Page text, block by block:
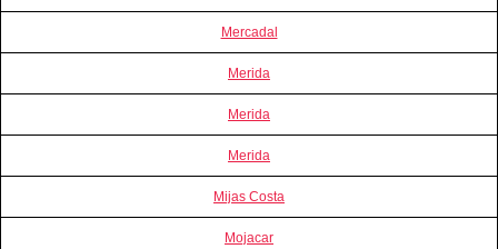
Mercadal
Merida
Merida
Merida
Mijas Costa
Mojacar